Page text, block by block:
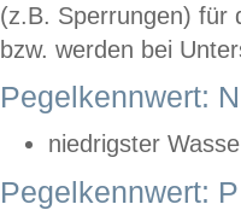
(z.B. Sperrungen) für
bzw. werden bei
Pegelkennwert:
niedrigster
Pegelkennwert: